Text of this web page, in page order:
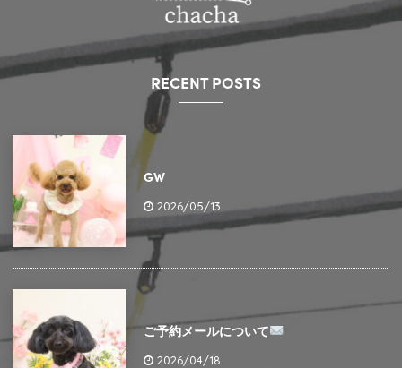
RECENT POSTS
GW
2026/05/13
ご予約メールについて
2026/04/18